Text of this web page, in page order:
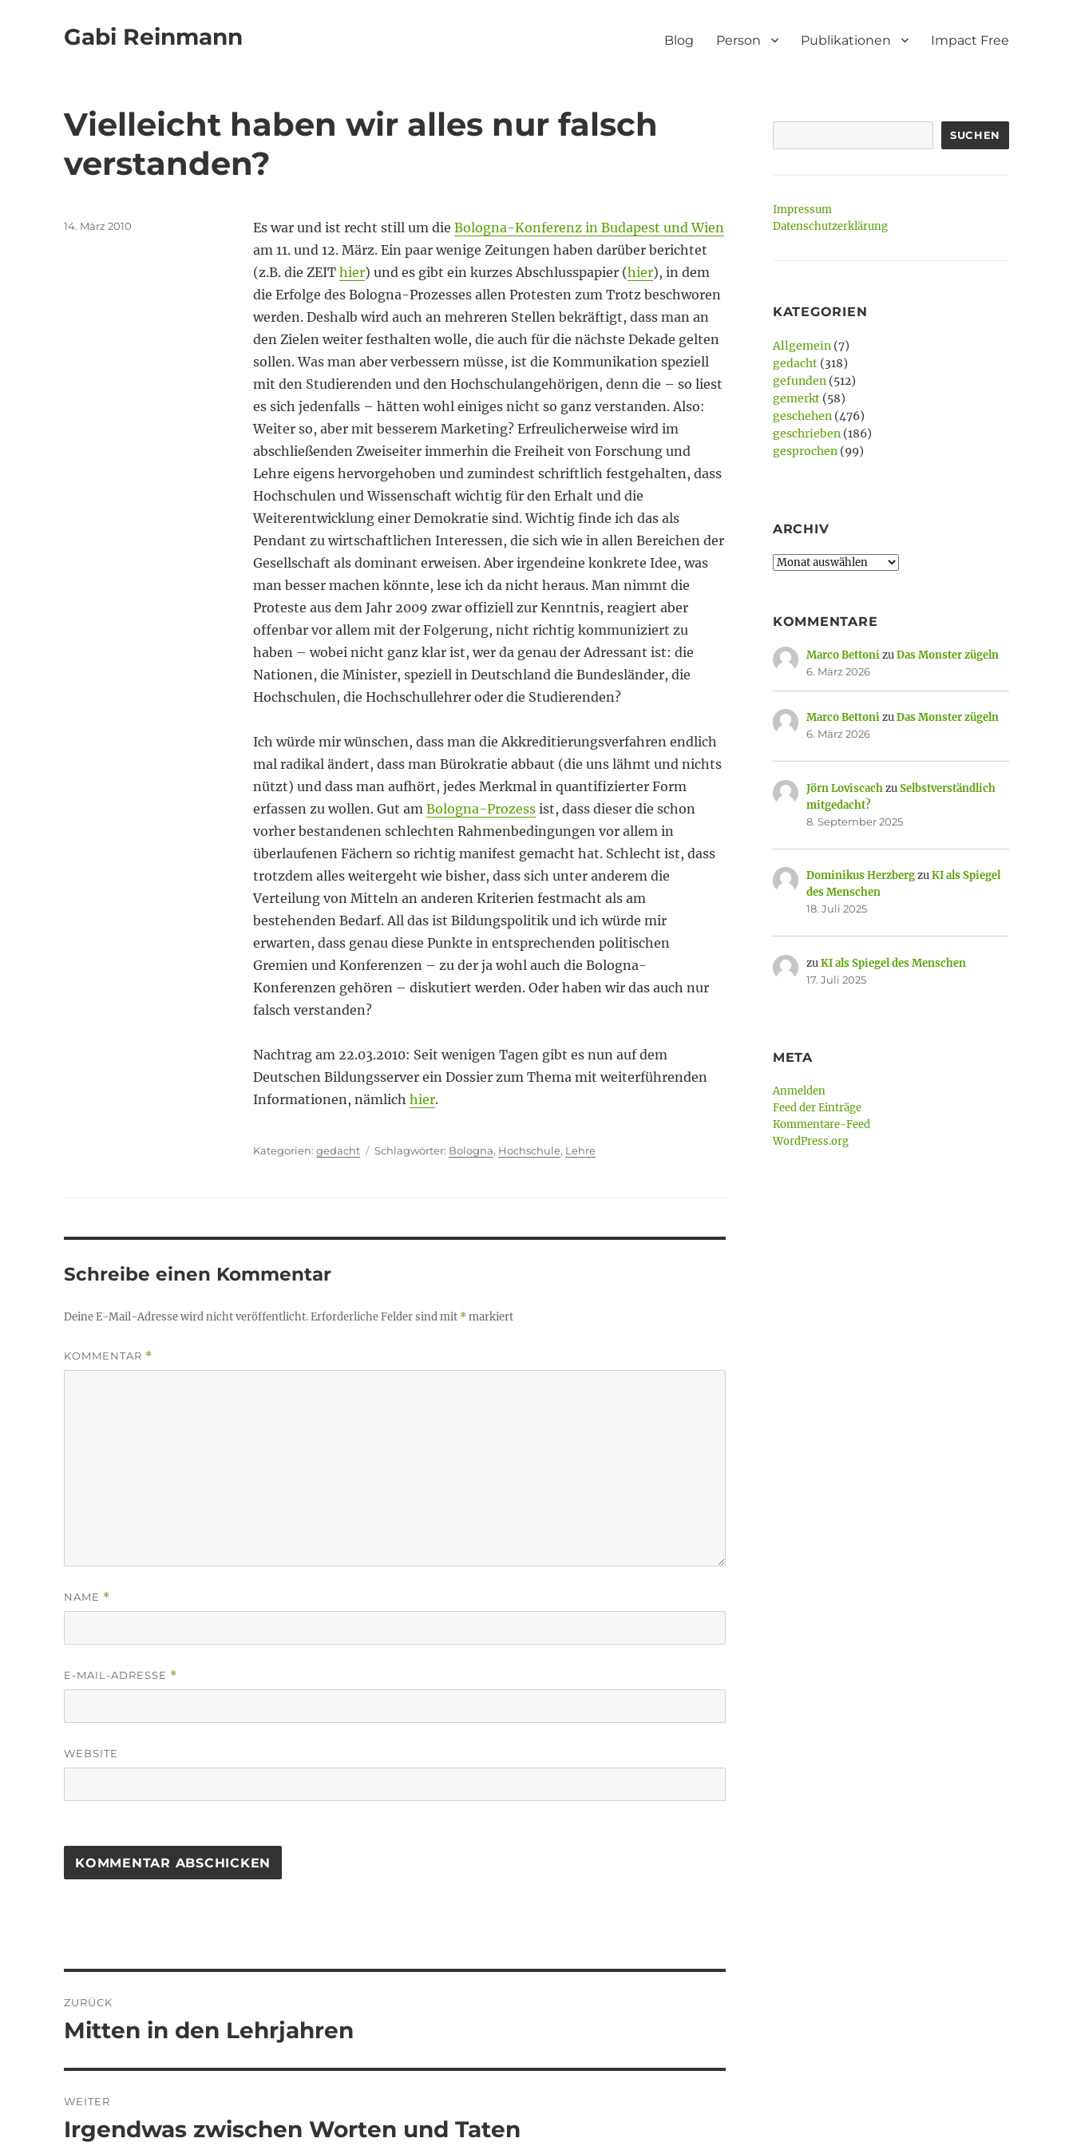
Gabi Reinmann Blog Person Publikationen Impact Free
Vielleicht haben wir alles nur falsch
verstanden?
Es war und ist recht still um die Bologna-Konferenz in Budapest und Wien
am 11. und 12. März. Ein paar wenige Zeitungen haben darüber berichtet
(z.B. die ZEIT hier) und es gibt ein kurzes Abschlusspapier (hier), in dem
die Erfolge des Bologna-Prozesses allen Protesten zum Trotz beschworen
werden. Deshalb wird auch an mehreren Stellen bekräftigt, dass man an
den Zielen weiter festhalten wolle, die auch für die nächste Dekade gelten
sollen. Was man aber verbessern müsse, ist die Kommunikation speziell
mit den Studierenden und den Hochschulangehörigen, denn die – so liest
es sich jedenfalls – hätten wohl einiges nicht so ganz verstanden. Also:
Weiter so, aber mit besserem Marketing? Erfreulicherweise wird im
abschließenden Zweiseiter immerhin die Freiheit von Forschung und
Lehre eigens hervorgehoben und zumindest schriftlich festgehalten, dass
Hochschulen und Wissenschaft wichtig für den Erhalt und die
Weiterentwicklung einer Demokratie sind. Wichtig finde ich das als
Pendant zu wirtschaftlichen Interessen, die sich wie in allen Bereichen der
Gesellschaft als dominant erweisen. Aber irgendeine konkrete Idee, was
man besser machen könnte, lese ich da nicht heraus. Man nimmt die
Proteste aus dem Jahr 2009 zwar offiziell zur Kenntnis, reagiert aber
offenbar vor allem mit der Folgerung, nicht richtig kommuniziert zu
haben – wobei nicht ganz klar ist, wer da genau der Adressant ist: die
Nationen, die Minister, speziell in Deutschland die Bundesländer, die
Hochschulen, die Hochschullehrer oder die Studierenden?
Ich würde mir wünschen, dass man die Akkreditierungsverfahren endlich
mal radikal ändert, dass man Bürokratie abbaut (die uns lähmt und nichts
nützt) und dass man aufhört, jedes Merkmal in quantifizierter Form
erfassen zu wollen. Gut am Bologna-Prozessist, dass dieser die schon
vorher bestandenen schlechten Rahmenbedingungen vor allem in
überlaufenen Fächern so richtig manifest gemacht hat. Schlecht ist, dass
trotzdem alles weitergeht wie bisher, dass sich unter anderem die
Verteilung von Mitteln an anderen Kriterien festmacht als am
bestehenden Bedarf. All das ist Bildungspolitik und ich würde mir
erwarten, dass genau diese Punkte in entsprechenden politischen
Gremien und Konferenzen – zu der ja wohl auch die Bologna-
Konferenzen gehören – diskutiert werden. Oder haben wir das auch nur
falsch verstanden?
Nachtrag am 22.03.2010: Seit wenigen Tagen gibt es nun auf dem
Deutschen Bildungsserver ein Dossier zum Thema mit weiterführenden
Informationen, nämlich hier.
Kategorien
gedacht Schlagwörter
Bologna, Hochschule, Lehre
Veröffentlicht
14. März 2010
Schreibe einen Kommentar
Deine E-Mail-Adresse wird nicht veröffentlicht.Erforderliche Felder sind mit *markiert
KOMMENTAR *
NAME *
E-MAIL-ADRESSE *
WEBSITE
ZURÜCK
Vorheriger
Mitten in den Lehrjahren
WEITER
Nächster
Irgendwas zwischen Worten und Taten
SUCHEN
Impressum
Datenschutzerklärung
KATEGORIEN
Allgemein(7)
gedacht(318)
gefunden(512)
gemerkt(58)
geschehen(476)
geschrieben(186)
gesprochen(99)
ARCHIV
Archiv
KOMMENTARE
Marco BettonizuDas Monster zügeln
6. März 2026
Marco BettonizuDas Monster zügeln
6. März 2026
Jörn LoviscachzuSelbstverständlich
mitgedacht?
8. September 2025
Dominikus HerzbergzuKI als Spiegel
des Menschen
18. Juli 2025
zuKI als Spiegel des Menschen
17. Juli 2025
META
Anmelden
Feed der Einträge
Kommentare-Feed
WordPress.org